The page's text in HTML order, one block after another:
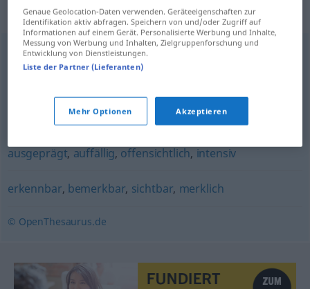
Synonyme für "wahrnehmbar"
spürbar,fühlbar
beachtenswert (wegen),ungewöhnlich
ausgeprägt, auffällig, offensichtlich, intensiv
erkennbar, bemerkbar, sichtbar, merklich
© OpenThesaurus.de
Genaue Geolocation-Daten verwenden. Geräteeigenschaften zur
Identifikation aktiv abfragen. Speichern von und/oder Zugriff auf
Informationen auf einem Gerät. Personalisierte Werbung und Inhalte,
Messung von Werbung und Inhalten, Zielgruppenforschung und
Entwicklung von Dienstleistungen.
Liste der Partner (Lieferanten)
Mehr Optionen Akzeptieren